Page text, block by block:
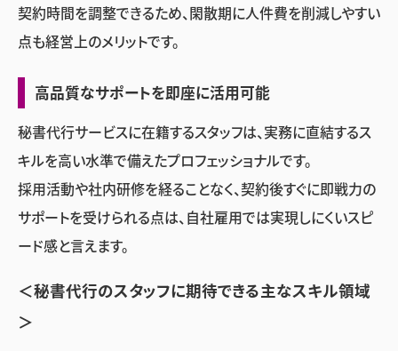
契約時間を調整できるため、閑散期に人件費を削減しやすい
点も経営上のメリットです。
高品質なサポートを即座に活用可能
秘書代行サービスに在籍するスタッフは、実務に直結するス
キルを高い水準で備えたプロフェッショナルです。
採用活動や社内研修を経ることなく、契約後すぐに即戦力の
サポートを受けられる点は、自社雇用では実現しにくいスピ
ード感と言えます。
＜秘書代行のスタッフに期待できる主なスキル領域
＞